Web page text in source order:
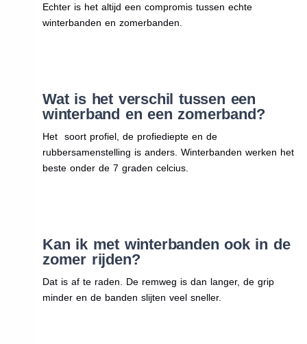
Echter is het altijd een compromis tussen echte
winterbanden en zomerbanden.
Wat is het verschil tussen een
winterband en een zomerband?
Het soort profiel, de profiediepte en de
rubbersamenstelling is anders. Winterbanden werken het
beste onder de 7 graden celcius.
Kan ik met winterbanden ook in de
zomer rijden?
Dat is af te raden. De remweg is dan langer, de grip
minder en de banden slijten veel sneller.